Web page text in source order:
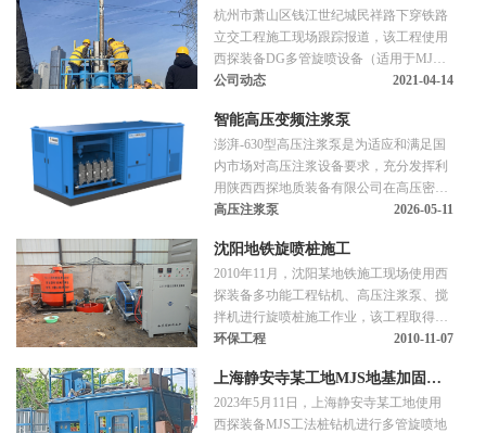
穿铁路立交工程施工现场跟踪报道
杭州市萧山区钱江世纪城民祥路下穿铁路
立交工程施工现场跟踪报道，该工程使用
西探装备DG多管旋喷设备（适用于MJS
工法）、DQB-50地基强化泵、DQB-20地
50C型钻机。
公司动态 2021-04-14
智能高压变频注浆泵
澎湃-630型高压注浆泵是为适应和满足国
内市场对高压注浆设备要求，充分发挥利
用陕西西探地质装备有限公司在高压密
封、柱塞、排水阀座等高压注浆泵研制方
65Mpa，额定流量510L/min性能可靠、操
作方便的高压变频注浆泵。
高压注浆泵 2026-05-11
沈阳地铁旋喷桩施工
2010年11月，沈阳某地铁施工现场使用西
探装备多功能工程钻机、高压注浆泵、搅
拌机进行旋喷桩施工作业，该工程取得圆
满成功。
环保工程 2010-11-07
上海静安寺某工地MJS地基加固施
工
2023年5月11日，上海静安寺某工地使用
西探装备MJS工法桩钻机进行多管旋喷地